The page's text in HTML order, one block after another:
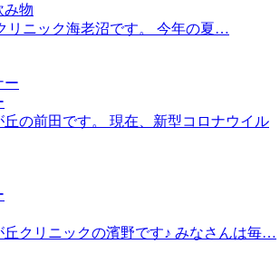
み物
リニック海老沼です。 今年の夏…
丘の前田です。 現在、新型コロナウイル
丘クリニックの濱野です♪ みなさんは毎…